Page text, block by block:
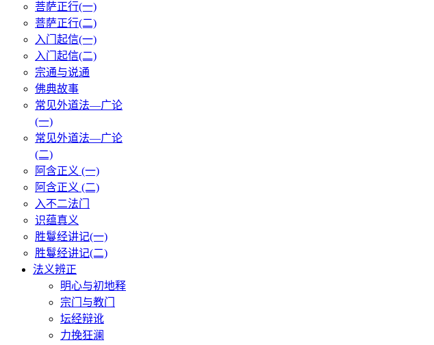
菩萨正行(一)
菩萨正行(二)
入门起信(一)
入门起信(二)
宗通与说通
佛典故事
常见外道法—广论
(一)
常见外道法—广论
(二)
阿含正义 (一)
阿含正义 (二)
入不二法门
识蕴真义
胜鬘经讲记(一)
胜鬘经讲记(二)
法义辨正
明心与初地释
宗门与教门
坛经辩讹
力挽狂澜